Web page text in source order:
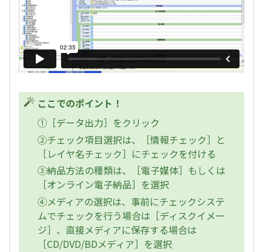
ここでのポイント！
①［データ出力］をクリック
②チェック項目選択は、［情報チェック］と
［レイヤ名チェック］にチェックを付ける
③納品方法の種類は、［電子媒体］もしくは
［オンライン電子納品］を選択
④メディアの選択は、事前にチェックシステ
ムでチェックを行う場合は［ディスクイメー
ジ］、直接メディアに保存する場合は
［CD/DVD/BDメディア］を選択